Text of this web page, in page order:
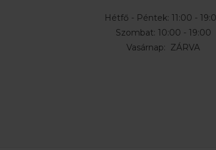
Hétfő - Péntek: 11:00 -
Szombat: 10:00 - 19:00
Vasárnap: ZÁRVA